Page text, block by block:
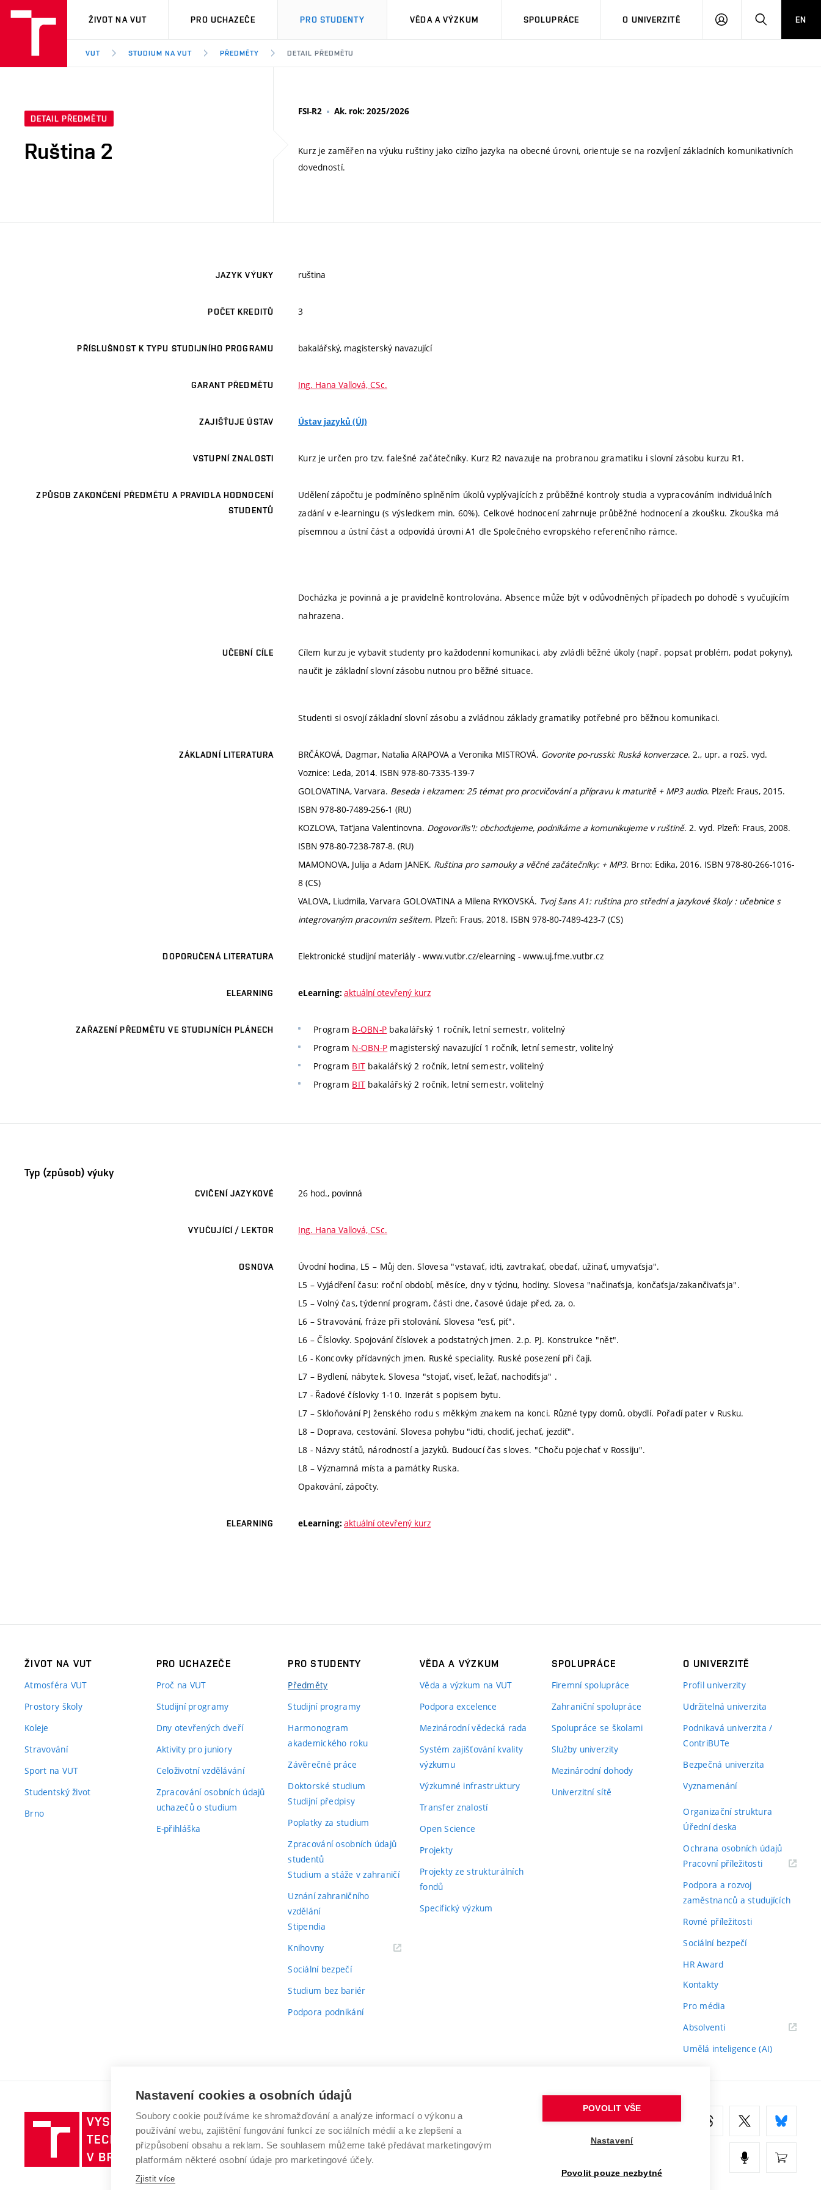
VUT
ŽIVOT NA VUT PRO UCHAZEČE PRO STUDENTY VĚDA A VÝZKUM SPOLUPRÁCE O UNIVERZITĚ
PŘIHLÁSIT HLEDATEN
VUT STUDIUM NA VUT PŘEDMĚTY DETAIL PŘEDMĚTU
DETAIL PŘEDMĚTU
Ruština 2
FSI-R2 Ak. rok: 2025/2026
Kurz je zaměřen na výuku ruštiny jako cizího jazyka na obecné úrovni, orientuje se na rozvíjení základních komunikativních
dovedností.
JAZYK VÝUKY ruština
POČET KREDITŮ 3
PŘÍSLUŠNOST K TYPU STUDIJNÍHO PROGRAMU bakalářský, magisterský navazující
GARANT PŘEDMĚTU Ing. Hana Vallová, CSc.
ZAJIŠŤUJE ÚSTAV Ústav jazyků (ÚJ)
VSTUPNÍ ZNALOSTI Kurz je určen pro tzv. falešné začátečníky. Kurz R2 navazuje na probranou gramatiku i slovní zásobu kurzu R1.
ZPŮSOB ZAKONČENÍ PŘEDMĚTU A PRAVIDLA HODNOCENÍ
STUDENTŮ
Udělení zápočtu je podmíněno splněním úkolů vyplývajících z průběžné kontroly studia a vypracováním individuálních
zadání v e-learningu (s výsledkem min. 60%). Celkové hodnocení zahrnuje průběžné hodnocení a zkoušku. Zkouška má
písemnou a ústní část a odpovídá úrovni A1 dle Společného evropského referenčního rámce.
Docházka je povinná a je pravidelně kontrolována. Absence může být v odůvodněných případech po dohodě s vyučujícím
nahrazena.
UČEBNÍ CÍLE
Cílem kurzu je vybavit studenty pro každodenní komunikaci, aby zvládli běžné úkoly (např. popsat problém, podat pokyny),
naučit je základní slovní zásobu nutnou pro běžné situace.
Studenti si osvojí základní slovní zásobu a zvládnou základy gramatiky potřebné pro běžnou komunikaci.
ZÁKLADNÍ LITERATURA BRČÁKOVÁ, Dagmar, Natalia ARAPOVA a Veronika MISTROVÁ. Govorite po-russki: Ruská konverzace. 2., upr. a rozš. vyd.
Voznice: Leda, 2014. ISBN 978-80-7335-139-7
GOLOVATINA, Varvara. Beseda i ekzamen: 25 témat pro procvičování a přípravu k maturitě + MP3 audio. Plzeň: Fraus, 2015.
ISBN 978-80-7489-256-1 (RU)
KOZLOVA, Tat‘jana Valentinovna. Dogovorilis'!: obchodujeme, podnikáme a komunikujeme v ruštině. 2. vyd. Plzeň: Fraus, 2008.
ISBN 978-80-7238-787-8. (RU)
MAMONOVA, Julija a Adam JANEK. Ruština pro samouky a věčné začátečníky: + MP3. Brno: Edika, 2016. ISBN 978-80-266-1016-
8 (CS)
VALOVA, Liudmila, Varvara GOLOVATINA a Milena RYKOVSKÁ. Tvoj šans A1: ruština pro střední a jazykové školy : učebnice s
integrovaným pracovním sešitem. Plzeň: Fraus, 2018. ISBN 978-80-7489-423-7 (CS)
DOPORUČENÁ LITERATURA Elektronické studijní materiály - www.vutbr.cz/elearning - www.uj.fme.vutbr.cz
ELEARNING eLearning: aktuální otevřený kurz
ZAŘAZENÍ PŘEDMĚTU VE STUDIJNÍCH PLÁNECH Program B-OBN-P bakalářský 1 ročník, letní semestr, volitelný
Program N-OBN-P magisterský navazující 1 ročník, letní semestr, volitelný
Program BIT bakalářský 2 ročník, letní semestr, volitelný
Program BIT bakalářský 2 ročník, letní semestr, volitelný
Typ (způsob) výuky
CVIČENÍ JAZYKOVÉ 26 hod., povinná
VYUČUJÍCÍ / LEKTOR Ing. Hana Vallová, CSc.
OSNOVA
Úvodní hodina, L5 – Můj den. Slovesa "vstavať, idti, zavtrakať, obedať, užinať, umyvaťsja".
L5 – Vyjádření času: roční období, měsíce, dny v týdnu, hodiny. Slovesa "načinaťsja, končaťsja/zakančivaťsja".
L5 – Volný čas, týdenní program, části dne, časové údaje před, za, o.
L6 – Stravování, fráze při stolování. Slovesa "esť, piť".
L6 – Číslovky. Spojování číslovek a podstatných jmen. 2.p. PJ. Konstrukce "nět".
L6 - Koncovky přídavných jmen. Ruské speciality. Ruské posezení při čaji.
L7 – Bydlení, nábytek. Slovesa "stojať, viseť, ležať, nachodiťsja" .
L7 - Řadové číslovky 1-10. Inzerát s popisem bytu.
L7 – Skloňování PJ ženského rodu s měkkým znakem na konci. Různé typy domů, obydlí. Pořadí pater v Rusku.
L8 – Doprava, cestování. Slovesa pohybu "idti, chodiť, jechať, jezdiť".
L8 - Názvy států, národností a jazyků. Budoucí čas sloves. "Choču pojechať v Rossiju".
L8 – Významná místa a památky Ruska.
Opakování, zápočty.
ELEARNING eLearning: aktuální otevřený kurz
ŽIVOT NA VUT
Atmosféra VUT
Prostory školy
Koleje
Stravování
Sport na VUT
Studentský život
Brno
PRO UCHAZEČE
Proč na VUT
Studijní programy
Dny otevřených dveří
Aktivity pro juniory
Celoživotní vzdělávání
Zpracování osobních údajů
uchazečů o studium
E-přihláška
PRO STUDENTY
Předměty
Studijní programy
Harmonogram
akademického roku
Závěrečné práce
Doktorské studium
Studijní předpisy
Poplatky za studium
Zpracování osobních údajů
studentů
Studium a stáže v zahraničí
Uznání zahraničního
vzdělání
Stipendia
Knihovny(externí
Sociální bezpečí
Studium bez bariér
Podpora podnikání
VĚDA A VÝZKUM
Věda a výzkum na VUT
Podpora excelence
Mezinárodní vědecká rada
Systém zajišťování kvality
výzkumu
Výzkumné infrastruktury
Transfer znalostí
Open Science
Projekty
Projekty ze strukturálních
fondů
Specifický výzkum
SPOLUPRÁCE
Firemní spolupráce
Zahraniční spolupráce
Spolupráce se školami
Služby univerzity
Mezinárodní dohody
Univerzitní sítě
O UNIVERZITĚ
Profil univerzity
Udržitelná univerzita
Podnikavá univerzita /
ContriBUTe
Bezpečná univerzita
Vyznamenání
Organizační struktura
Úřední deska
Ochrana osobních údajů
Pracovní příležitosti(externí
Podpora a rozvoj
zaměstnanců a studujících
Rovné příležitosti
Sociální bezpečí
HR Award
Kontakty
Pro média
Absolventi(externí
Umělá inteligence (AI)
Vysoké
učení
technické
v
VYSOKÉ UČENÍ TECHNICKÉ V BRNĚ
Antonínská 548/1
602 00 Brno
www.vut.cz
Nastavení cookies a osobních údajů
Soubory cookie používáme ke shromažďování a analýze informací o výkonu a
používání webu, zajištění fungování funkcí ze sociálních médií a ke zlepšení a
přizpůsobení obsahu a reklam. Se souhlasem můžeme také předávat marketingovým
platformám některé osobní údaje pro marketingové účely.
Zjistit více
POVOLIT VŠE
Nastavení
Povolit pouze nezbytné